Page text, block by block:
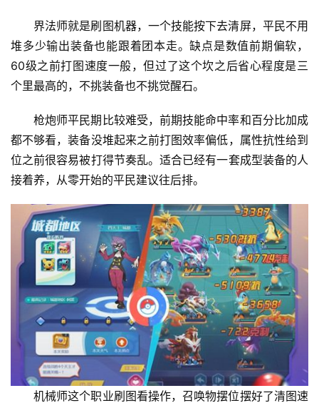
界法师就是刷图机器，一个技能按下去清屏，平民不用
堆多少输出装备也能跟着团本走。缺点是数值前期偏软，
60级之前打图速度一般，但过了这个坎之后省心程度是三
个里最高的，不挑装备也不挑觉醒石。
枪炮师平民期比较难受，前期技能命中率和百分比加成
都不够看，装备没堆起来之前打图效率偏低，属性抗性给到
位之前很容易被打得节奏乱。适合已经有一套成型装备的人
接着养，从零开始的平民建议往后排。
机械师这个职业刷图看操作，召唤物摆位摆好了清图速